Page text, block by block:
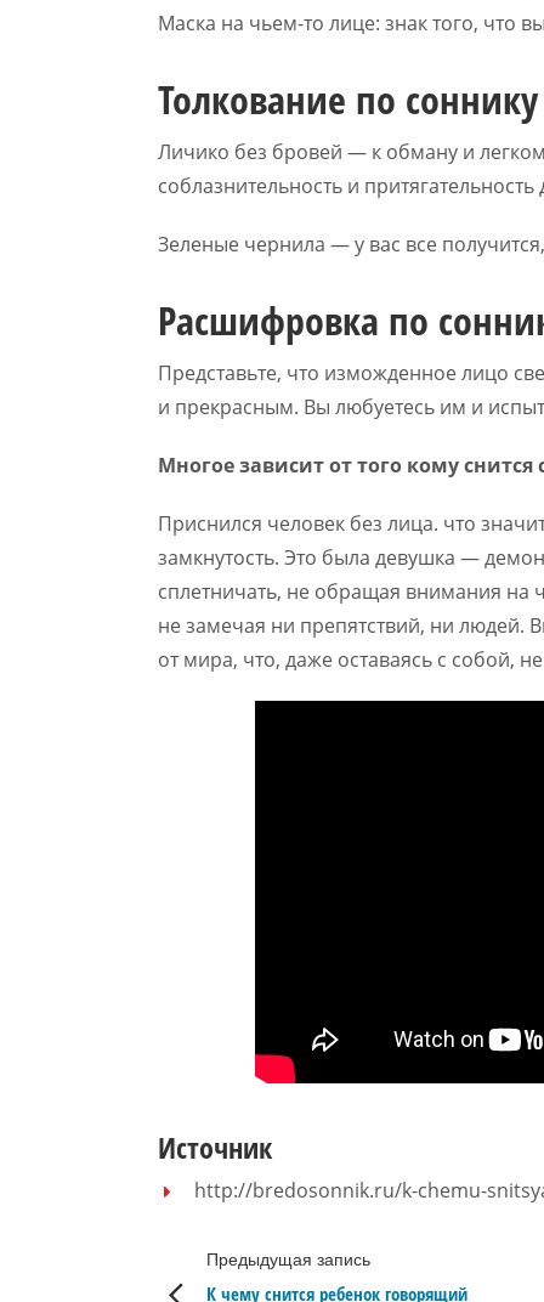
Маска на чьем-то лице: знак того, что
Толкование по
Личико без бровей — к обману и
соблазнительность и
Зеленые чернила — у вас все
Расшифровка по
Представьте, что изможденное лицо
и прекрасным. Вы любуетесь им и
Многое зависит от того кому снится
Приснился человек без лица. что
замкнутость. Это была девушка —
сплетничать, не обращая внимания на
не замечая ни препятствий, ни людей.
от мира, что, даже оставаясь с собой,
Источник
http://bredosonnik.ru/k-chemu-
Предыдущая запись
К чему снится ребенок говорящий